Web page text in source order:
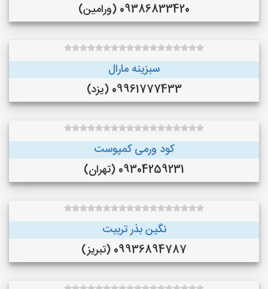
09386833420 (ورامین)
سبزینه مارال
09961777433 (یزد)
کود ورمی کمپوست
09304259231 (تهران)
نگین بذر تربیت
09936894787 (تبریز)